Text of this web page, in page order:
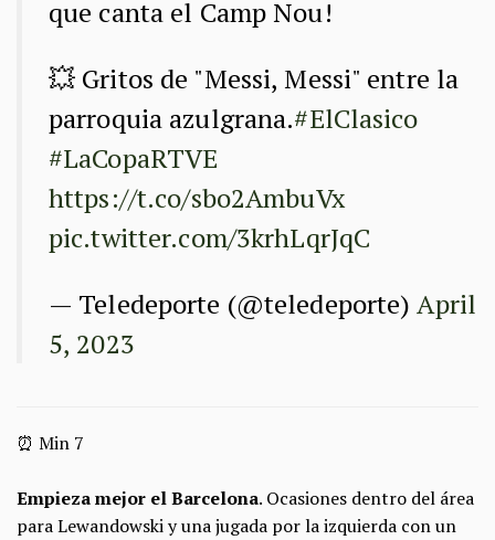
que canta el Camp Nou!
💥 Gritos de "Messi, Messi" entre la
parroquia azulgrana.#ElClasico
#LaCopaRTVE
https://t.co/sbo2AmbuVx
pic.twitter.com/3krhLqrJqC
— Teledeporte (@teledeporte)April
5, 2023
⏰ Min 7
Empieza mejor el Barcelona. Ocasiones dentro del área
para Lewandowski y una jugada por la izquierda con un